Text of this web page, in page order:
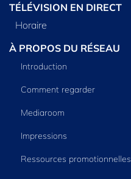
TÉLÉVISION EN DIRECT
Horaire
À PROPOS DU RÉSEAU
Introduction
Comment regarder
Mediaroom
Impressions
Ressources promotionnelles